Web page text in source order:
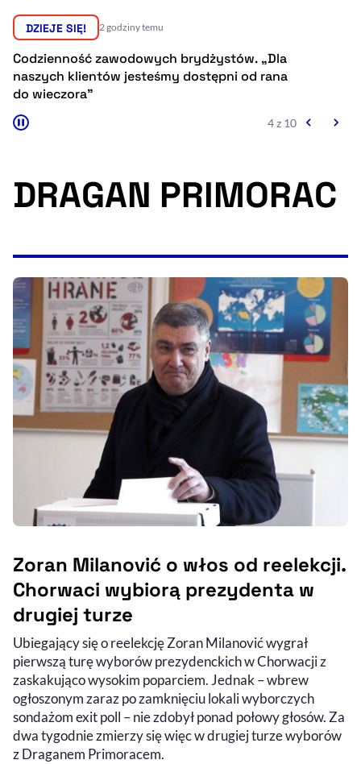
Ułatwienia dostępności wspierają:
Deklaracja dostępności , otwiera się w nowym oknie
Zgłoś problem
, otwiera się w
DZIEJE SIĘ! 2 godziny temu
Codzienność zawodowych brydżystów. „Dla
naszych klientów jesteśmy dostępni od rana
do wieczora”
4 z 10
DRAGAN PRIMORAC
Zoran Milanović o włos od reelekcji.
Chorwaci wybiorą prezydenta w
drugiej turze
Ubiegający się o reelekcję Zoran Milanović wygrał
pierwszą turę wyborów prezydenckich w Chorwacji z
zaskakująco wysokim poparciem. Jednak – wbrew
ogłoszonym zaraz po zamknięciu lokali wyborczych
sondażom exit poll – nie zdobył ponad połowy głosów. Za
dwa tygodnie zmierzy się więc w drugiej turze wyborów
z Draganem Primoracem.